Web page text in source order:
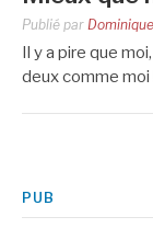
Publié par Dominique
Il y a pire que
deux comme
PUB